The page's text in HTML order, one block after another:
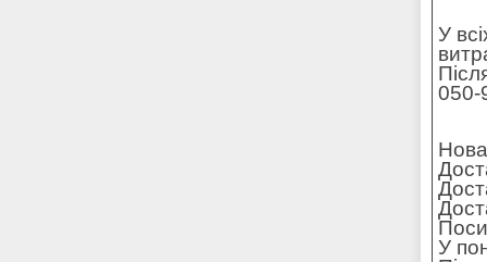
У
050-
У